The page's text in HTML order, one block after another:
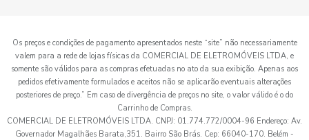
Os preços e condições de pagamento apresentados neste “site” não necessariamente
valem para a rede de lojas físicas da COMERCIAL DE ELETROMÓVEIS LTDA, e
somente são válidos para as compras efetuadas no ato da sua exibição. Apenas aos
pedidos efetivamente formulados e aceitos não se aplicarão eventuais alterações
posteriores de preço.” Em caso de divergência de preços no site, o valor válido é o do
Carrinho de Compras.
COMERCIAL DE ELETROMÓVEIS LTDA. CNPJ: 01.774.772/0004-96 Endereço: Av.
Governador Magalhães Barata,351. Bairro São Brás. Cep: 66040-170. Belém -